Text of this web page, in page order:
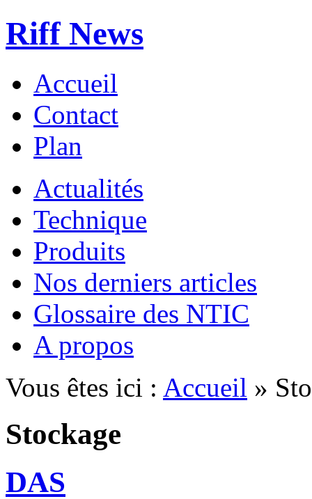
Riff News
Accueil
Contact
Plan
Actualités
Technique
Produits
Nos derniers articles
Glossaire des NTIC
A propos
Vous êtes ici : Accueil »
Stockage
DAS